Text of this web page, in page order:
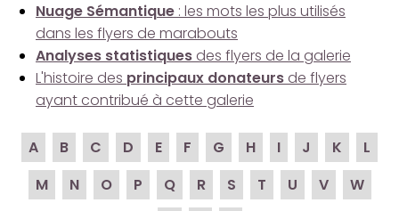
Nuage Sémantique : les mots les plus utilisés
dans les flyers de marabouts
Analyses statistiques des flyers de la galerie
L'histoire des principaux donateurs de flyers
ayant contribué à cette galerie
A B C D E F G H I J K
L
M
N O P Q R S T U V
W